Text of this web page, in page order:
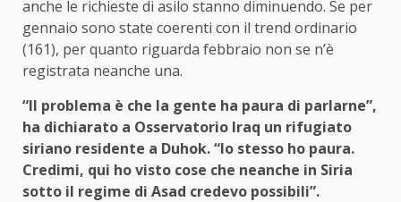
anche le richieste di asilo stanno diminuendo. Se per
gennaio sono state coerenti con il trend ordinario
(161), per quanto riguarda febbraio non se n’è
registrata neanche una.
“Il problema è che la gente ha paura di parlarne”,
ha dichiarato a Osservatorio Iraq un rifugiato
siriano residente a Duhok. “Io stesso ho paura.
Credimi, qui ho visto cose che neanche in Siria
sotto il regime di Asad credevo possibili”.